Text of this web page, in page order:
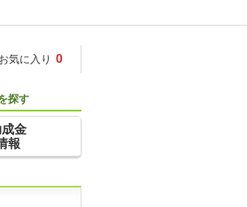
お気に入り 0
探す
成金
報